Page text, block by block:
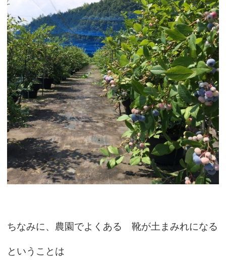
ちなみに、農園でよくある 靴が土まみれになる
ということは